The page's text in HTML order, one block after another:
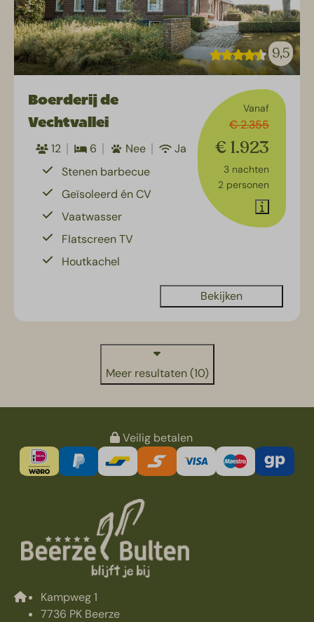
9,5
Vanaf
€ 2.355
€ 1.923
3 nachten
2 personen
Boerderij de
Vechtvallei
12 6 Nee
Ja
Stenen barbecue
Geïsoleerd én CV
Vaatwasser
Flatscreen TV
Houtkachel
Bekijken
Meer resultaten (10)
Veilig betalen
Kampweg 1
7736 PK Beerze